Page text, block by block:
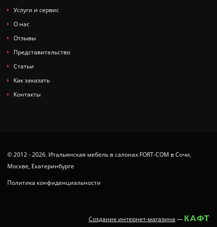
Услуги и сервис
О нас
Отзывы
Представительство
Статьи
Как заказать
Контакты
© 2012 - 2026. Итальянская мебель в салонах FORT-COM в Сочи,
Москве, Екатеринбурге
Политика конфиденциальности
Создание интернет-магазина — КАФТ